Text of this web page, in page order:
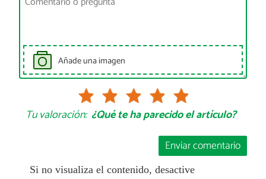
Añade una imagen
Tu valoración: ¿Qué te ha parecido el artículo?
Enviar comentario
Si no visualiza el contenido, desactive